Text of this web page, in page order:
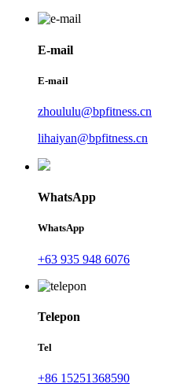
E-mail
E-mail
zhoululu@bpfitness.cn
lihaiyan@bpfitness.cn
WhatsApp
WhatsApp
+63 935 948 6076
Telepon
Tel
+86 15251368590